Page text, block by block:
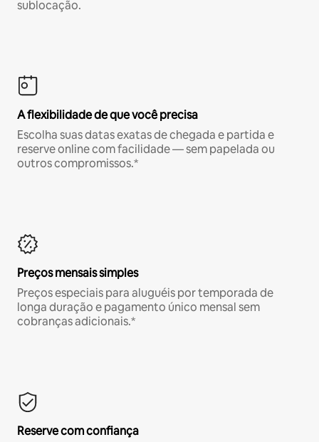
sublocação.
A flexibilidade de que você precisa
Escolha suas datas exatas de chegada e partida e
reserve online com facilidade — sem papelada ou
outros compromissos.*
Preços mensais simples
Preços especiais para aluguéis por temporada de
longa duração e pagamento único mensal sem
cobranças adicionais.*
Reserve com confiança